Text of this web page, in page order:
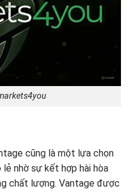
cũng là một lựa chọn
nhờ sự kết hợp hài hòa
chất lượng. Vantage được